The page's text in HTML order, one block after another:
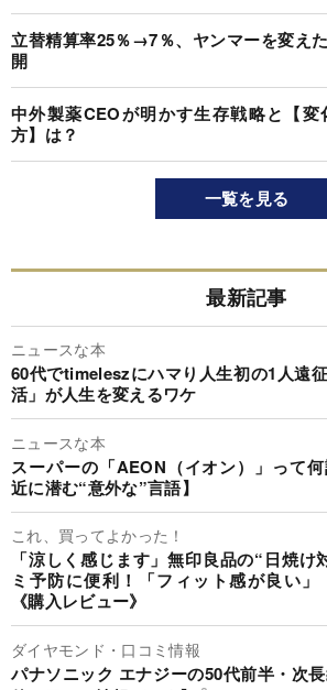
立替精算率25％→7％、ヤンマーを変え
開
中外製薬CEOが明かす生存戦略と【変
方】は？
一覧を見る
最新記事
ニュースな本
60代でtimeleszにハマり人生初の1人遠
活」が人生を変えるワケ
ニュースな本
スーパーの「AEON（イオン）」って
近に潜む“意外な”言語】
これ、買ってよかった！
「涼しく感じます」無印良品の“日焼
ミ予防に便利！「フィット感が良い」
《購入レビュー》
ダイヤモンド・口コミ情報
パナソニック エナジーの50代前半・次